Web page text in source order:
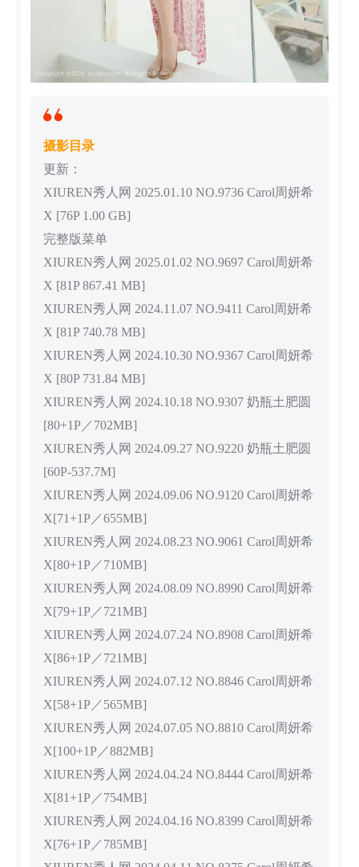
摄影目录
更新：
XIUREN秀人网 2025.01.10 NO.9736 Carol周妍希
X [76P 1.00 GB]
完整版菜单
XIUREN秀人网 2025.01.02 NO.9697 Carol周妍希
X [81P 867.41 MB]
XIUREN秀人网 2024.11.07 NO.9411 Carol周妍希
X [81P 740.78 MB]
XIUREN秀人网 2024.10.30 NO.9367 Carol周妍希
X [80P 731.84 MB]
XIUREN秀人网 2024.10.18 NO.9307 奶瓶土肥圆
[80+1P／702MB]
XIUREN秀人网 2024.09.27 NO.9220 奶瓶土肥圆
[60P-537.7M]
XIUREN秀人网 2024.09.06 NO.9120 Carol周妍希
X[71+1P／655MB]
XIUREN秀人网 2024.08.23 NO.9061 Carol周妍希
X[80+1P／710MB]
XIUREN秀人网 2024.08.09 NO.8990 Carol周妍希
X[79+1P／721MB]
XIUREN秀人网 2024.07.24 NO.8908 Carol周妍希
X[86+1P／721MB]
XIUREN秀人网 2024.07.12 NO.8846 Carol周妍希
X[58+1P／565MB]
XIUREN秀人网 2024.07.05 NO.8810 Carol周妍希
X[100+1P／882MB]
XIUREN秀人网 2024.04.24 NO.8444 Carol周妍希
X[81+1P／754MB]
XIUREN秀人网 2024.04.16 NO.8399 Carol周妍希
X[76+1P／785MB]